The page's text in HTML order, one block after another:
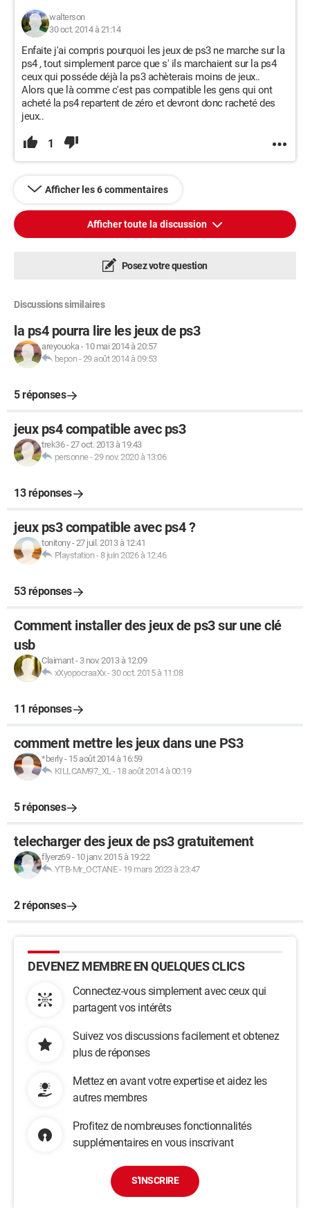
walterson
30 oct. 2014 à 21:14
Enfaite j'ai compris pourquoi les jeux de ps3 ne marche sur la
ps4 , tout simplement parce que s' ils marchaient sur la ps4
ceux qui posséde déjà la ps3 achèterais moins de jeux..
Alors que là comme c'est pas compatible les gens qui ont
acheté la ps4 repartent de zéro et devront donc racheté des
jeux..
1
Afficher les 6 commentaires
Afficher toute la discussion
Posez votre question
Discussions similaires
la ps4 pourra lire les jeux de ps3
areyouoka- 10 mai 2014 à 20:57
bepon-29 août 2014 à 09:53
5 réponses
jeux ps4 compatible avec ps3
trek36-27 oct. 2013 à 19:43
personne-29 nov. 2020 à 13:06
13 réponses
jeux ps3 compatible avec ps4 ?
tonitony-27 juil. 2013 à 12:41
Playstation- 8 juin 2026 à 12:46
53 réponses
Comment installer des jeux de ps3 sur une clé
usb
Claimant- 3 nov. 2013 à 12:09
xXyopocraaXx- 30 oct. 2015 à 11:08
11 réponses
comment mettre les jeux dans une PS3
*berly- 15 août 2014 à 16:59
KILLCAM97_XL- 18 août 2014 à 00:19
5 réponses
telecharger des jeux de ps3 gratuitement
flyerz69- 10 janv. 2015 à 19:22
YTB-Mr_OCTANE- 19 mars 2023 à 23:47
2 réponses
DEVENEZ MEMBRE EN QUELQUES CLICS
Connectez-vous simplement avec ceux qui
partagent vos intérêts
Suivez vos discussions facilement et obtenez
plus de réponses
Mettez en avant votre expertise et aidez les
autres membres
Profitez de nombreuses fonctionnalités
supplémentaires en vous inscrivant
S'INSCRIRE